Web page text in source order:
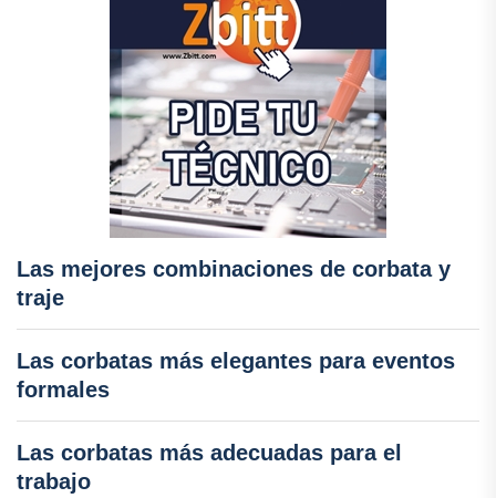
Las mejores combinaciones de corbata y
traje
Las corbatas más elegantes para eventos
formales
Las corbatas más adecuadas para el
trabajo